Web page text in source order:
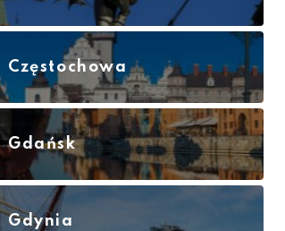
Częstochowa
Gdańsk
Gdynia